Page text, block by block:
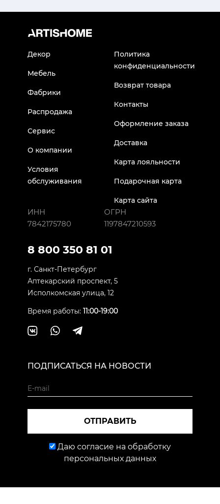
Декор
Мебель
Фабрики
Распродажа
Сервис
О компании
Условия
обслуживания
Политика
конфиденциальности
Возврат товара
Контакты
Оформление заказа
Доставка
Карта лояльности
Подарочная карта
Карта сайта
ИНН
7842175780
ОГРН
1197847210593
8 800 350 81 01
г. Санкт-Петербург
Аптекарский проспект, 5
Исполкомская улица, 12
Время работы: 11:00-19:00
ПОДПИСАТЬСЯ НА НОВОСТИ
ОТПРАВИТЬ
Даю согласие на обработку
персональных данных